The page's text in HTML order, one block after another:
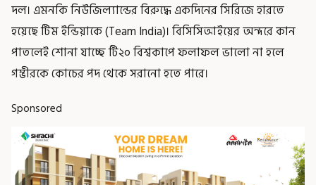
দল। এমনকি নিউজিল্যান্ডের বিরুদ্ধে একদিনের সিরিজে হারতে
হয়েছে টিম ইন্ডিয়াকে (Team India)। বিসিসিআইয়ের অন্দরে কান
পাতলেই শোনা যাচ্ছে টি২০ বিশ্বকাপে ফলাফল ভালো না হলে
গম্ভীরকে কোচের পদ থেকে সরানো হতে পারে।
Sponsored